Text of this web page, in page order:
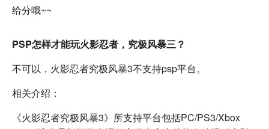
给分哦~~
PSP怎样才能玩火影忍者，究极风暴三？
不可以，火影忍者究极风暴3不支持psp平台。
相关介绍：
《火影忍者究极风暴3》所支持平台包括PC/PS3/Xbox